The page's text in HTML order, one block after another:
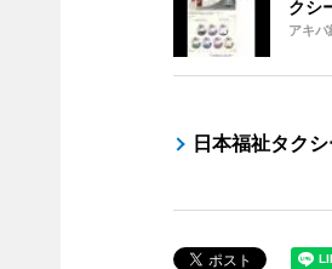
クシ
アキバ
日本福祉タク